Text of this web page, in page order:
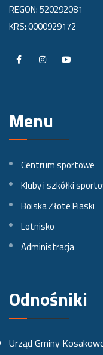
REGON: 520292081
KRS: 0000929172
P
f
F
a
b
o
P
f
I
n
a
r
o
t
u
e
Menu
Centrum sportowe
Kluby i szkółki
Boiska Złote Piaski
Lotnisko
Administracja
Odnośniki
Urząd Gminy